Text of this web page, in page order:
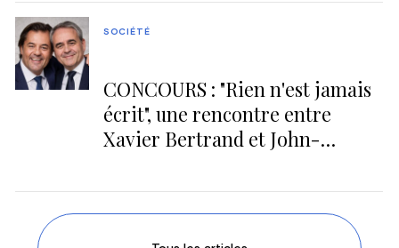
CONCOURS : "Rien n'est jamais
écrit", une rencontre entre
Xavier Bertrand et John-
SOCIÉTÉ